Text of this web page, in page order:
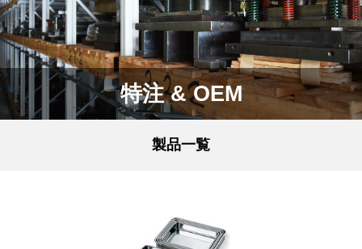
特注 & OEM
製品一覧